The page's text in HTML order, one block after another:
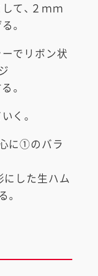
て、２ｍｍ
。
でリボン状
。
く。
に①のバラ
にした生ハム
。